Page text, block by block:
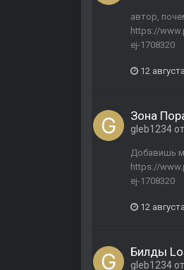
автор,
https://
ej-1708320
12
Зона
gleb1234
Добавишь
https://
ej-1708320
12
Билды
gleb1234